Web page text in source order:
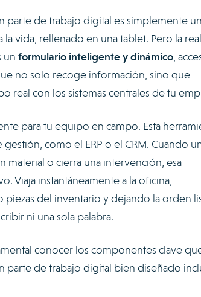
de trabajo digital es simplemente
vida, rellenado en una tablet. Pero la
un formulario inteligente y dinámico,
no solo recoge información, sino que
real con los sistemas centrales de tu
para tu equipo en campo. Esta
como el ERP o el CRM. Cuando
material o cierra una intervención, esa
Viaja instantáneamente a la oficina,
del inventario y dejando la orden
ni una sola palabra.
conocer los componentes clave
parte de trabajo digital bien diseñado